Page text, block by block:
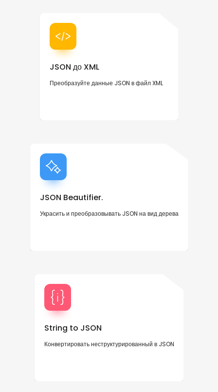
JSON до XML
Преобразуйте данные JSON в файл XML
JSON Beautifier.
Украсить и преобразовывать JSON на вид дерева
String to JSON
Конвертировать неструктурированный в JSON